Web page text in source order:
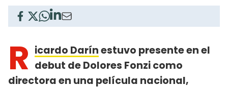
R icardo Darínestuvo presente en el
debut de Dolores Fonzi como
directora en una película nacional,